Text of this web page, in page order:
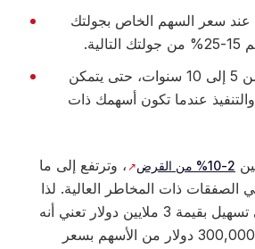
عند سعر السهم الخاص بجولتك
تمتد من 5 إلى 10 سنوات، حتى يتمكن
عندما تكون أسهمك ذات
2-10% من القرض
، وترتفع إلى ما
15-30% في الصفقات ذات المخاطر العالية. لذا
فإن تغطية 10% على تسهيل بقيمة 3 ملايين دولار تعني أنه
يمكن للمقرض شراء 300,000 دولار من الأسهم بسعر